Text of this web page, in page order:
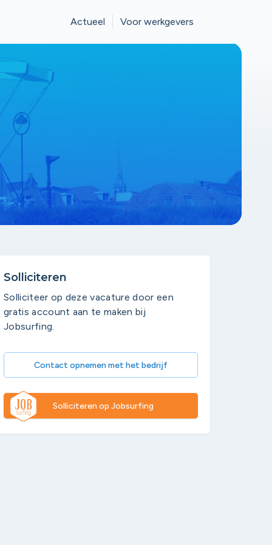
Actueel Voor werkgevers
Solliciteren
Solliciteer op deze vacature door een
gratis account aan te maken bij
Jobsurfing.
Contact opnemen met het bedrijf
Solliciteren op Jobsurfing